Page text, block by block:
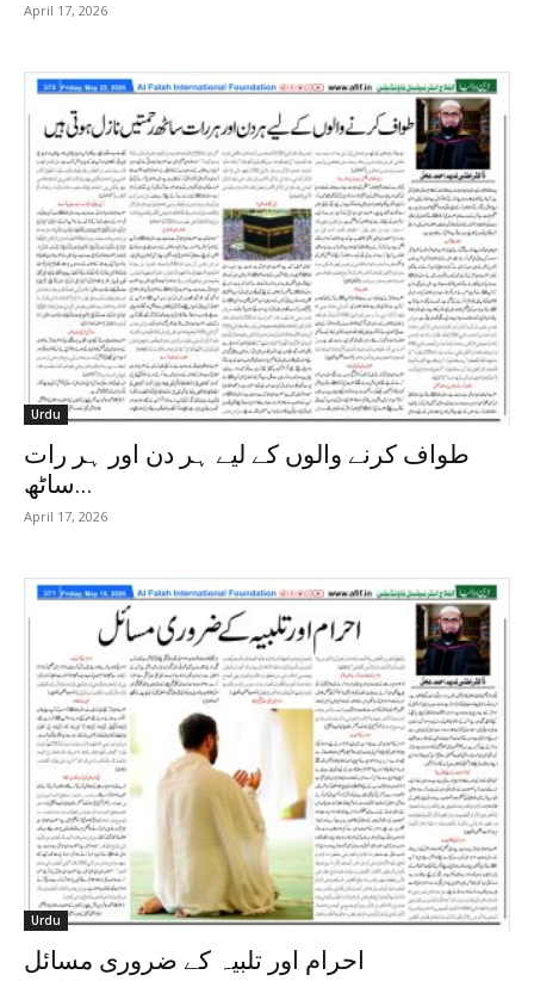
April 17, 2026
Urdu
طواف کرنے والوں کے لیے ہر دن اور ہر رات
ساٹھ...
April 17, 2026
Urdu
احرام اور تلبیہ کے ضروری مسائل